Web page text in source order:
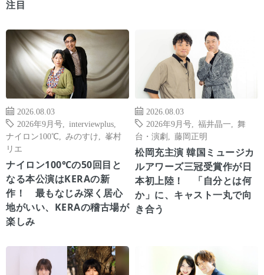
注目
2026.08.03
2026年9月号
interviewplus
ナイロン100℃
みのすけ
峯村
リエ
ナイロン100℃の50回目と
なる本公演はKERAの新
作！ 最もなじみ深く居心
地がいい、KERAの稽古場が
楽しみ
2026.08.03
2026年9月号
福井晶一
舞
台・演劇
藤岡正明
松岡充主演 韓国ミュージカ
ルアワーズ三冠受賞作が日
本初上陸！ 「自分とは何
か」に、キャスト一丸で向
き合う